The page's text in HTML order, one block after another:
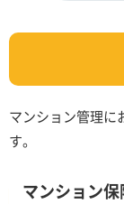
マンション管理に
す。
マンション保